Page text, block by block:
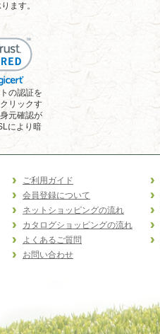
ます。
の認証を
リックす
元確認が
により暗
ご利用ガイド
会員登録について
ネットショッピングの流れ
カタログショッピングの流れ
よくあるご質問
お問い合わせ